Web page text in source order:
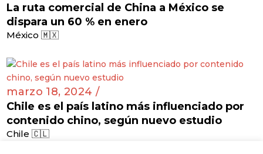
La ruta comercial de China a México se
dispara un 60 % en enero
México 🇲🇽
marzo 18, 2024 /
Chile es el país latino más influenciado por
contenido chino, según nuevo estudio
Chile 🇨🇱